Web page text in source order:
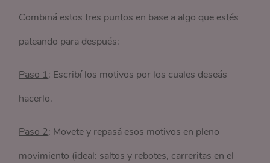
Combiná estos tres puntos en base a algo que estés
pateando para después:
Paso 1: Escribí los motivos por los cuales deseás
hacerlo.
Paso 2: Movete y repasá esos motivos en pleno
movimiento (ideal: saltos y rebotes, carreritas en el